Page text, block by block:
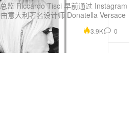
监 Riccardo Tisci 早前通过 Instagram
意大利著名设计师 Donatella Versace
3.9K 0